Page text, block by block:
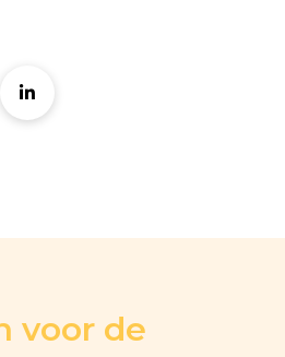
voor de